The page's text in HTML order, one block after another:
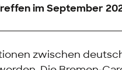
im September
zwischen